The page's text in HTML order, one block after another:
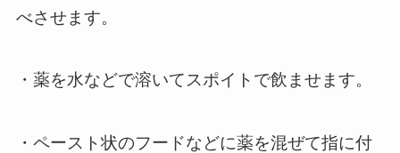
べさせます。
・薬を水などで溶いてスポイトで飲ませます。
・ペースト状のフードなどに薬を混ぜて指に付